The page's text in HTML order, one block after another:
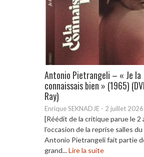
Antonio Pietrangeli – « Je la
connaissais bien » (1965)
Ray)
Enrique SEKNADJE - 2 juillet 2026
[Réédit de la critique parue le 2
l’occasion de la reprise salles du
Antonio Pietrangeli fait partie
grand...Lire la suite